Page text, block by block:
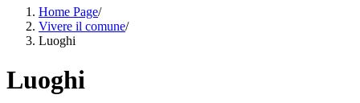
Home Page/
Vivere il comune/
Luoghi
Luoghi